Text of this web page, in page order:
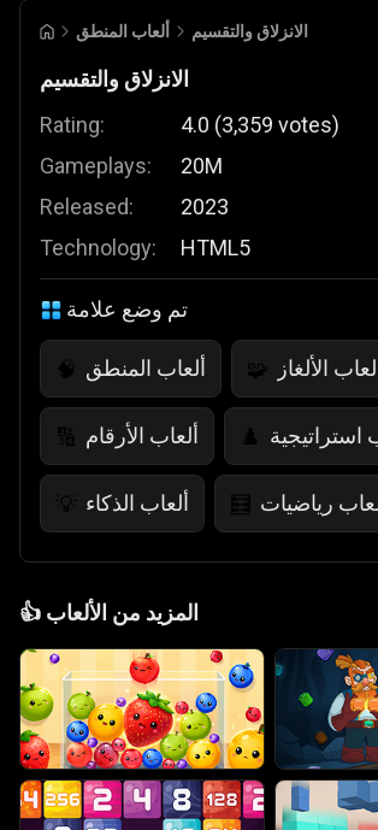
ألعاب المنطق الانزلاق والتقسيم
الانزلاق والتقسيم
Rating:
Gameplays:
Released:
Technology:
4.0 (3,359 votes)
20M
2023
HTML5
تم وضع علامة
🧠 ألعاب المنطق 🧩 الألغاز
🔢 ألعاب الأرقام ♟️ استراتيجية
💡 ألعاب الذكاء 🧮 رياضيات
👍 المزيد من الألعاب